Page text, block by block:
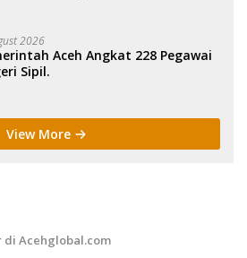
2026
Aceh Angkat 228 Pegawai
Sipil.
View More
di Acehglobal.com